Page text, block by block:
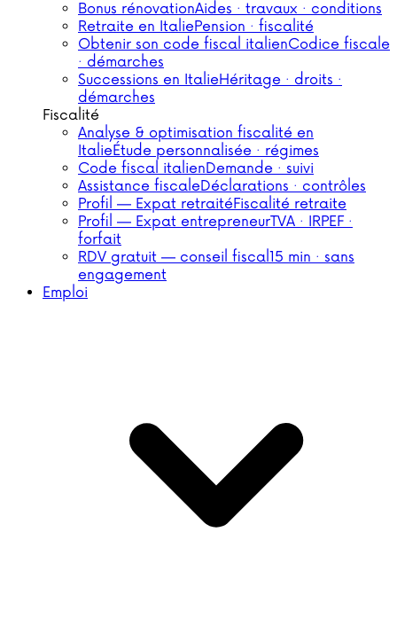
Bonus rénovationAides · travaux · conditions
Retraite en ItaliePension · fiscalité
Obtenir son code fiscal italienCodice fiscale
· démarches
Successions en ItalieHéritage · droits ·
démarches
Fiscalité
Analyse & optimisation fiscalité en
ItalieÉtude personnalisée · régimes
Code fiscal italienDemande · suivi
Assistance fiscaleDéclarations · contrôles
Profil — Expat retraitéFiscalité retraite
Profil — Expat entrepreneurTVA · IRPEF ·
forfait
RDV gratuit — conseil fiscal15 min · sans
engagement
Emploi